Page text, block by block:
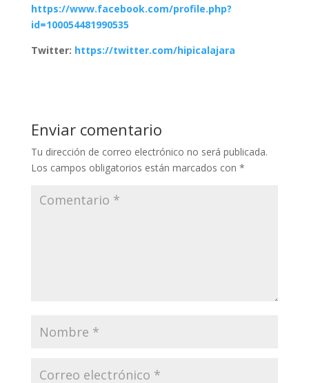
https://www.facebook.com/profile.php?
id=100054481990535
Twitter: https://twitter.com/hipicalajara
Enviar comentario
Tu dirección de correo electrónico no será publicada.
Los campos obligatorios están marcados con *